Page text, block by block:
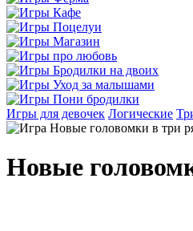
Игры для девочек Логические
Новые